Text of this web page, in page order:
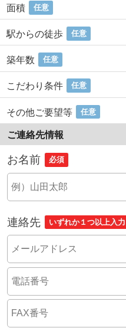
面積 任意
駅からの徒歩 任意
築年数 任意
こだわり条件 任意
その他ご要望等 任意
ご連絡先情報
お名前 必須
連絡先 いずれか１つ以上入力